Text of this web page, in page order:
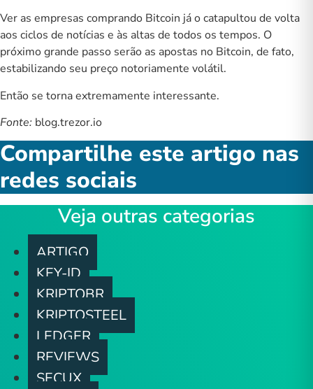
Ver as empresas comprando Bitcoin já o catapultou de volta
aos ciclos de notícias e às altas de todos os tempos. O
próximo grande passo serão as apostas no Bitcoin, de fato,
estabilizando seu preço notoriamente volátil.
Então se torna extremamente interessante.
Fonte: blog.trezor.io
Compartilhe este artigo nas
redes sociais
Veja outras categorias
ARTIGO
KEY-ID
KRIPTOBR
KRIPTOSTEEL
LEDGER
REVIEWS
SECUX